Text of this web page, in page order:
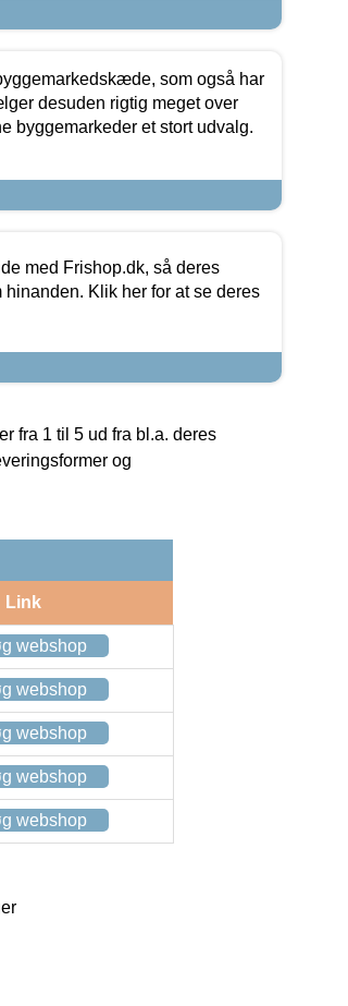
som også har
desuden rigtig meget over
byggemarkeder et stort udvalg.
med Frishop.dk, så deres
Klik her for at se deres
fra 1 til 5 ud fra bl.a. deres
og
Link
webshop
webshop
webshop
webshop
webshop